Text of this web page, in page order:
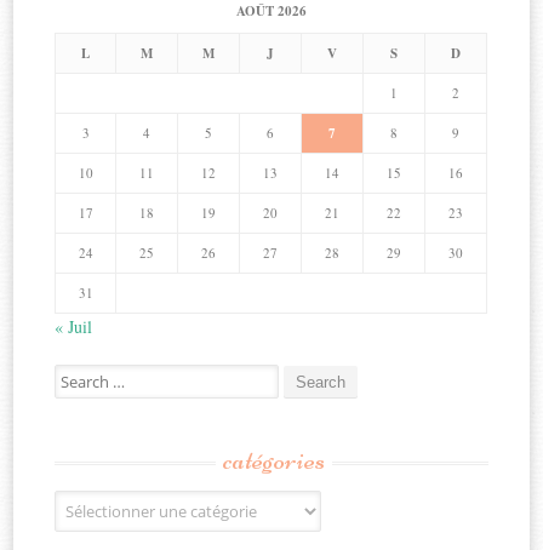
AOÛT 2026
L M M J V S D
1 2
3 4 5 6 7 8 9
10 11 12 13 14 15 16
17 18 19 20 21 22 23
24 25 26 27 28 29 30
31
« Juil
Search
for:
catégories
Catégories